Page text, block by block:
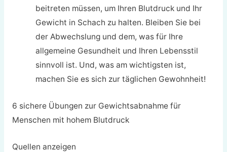
beitreten müssen, um Ihren Blutdruck und Ihr
Gewicht in Schach zu halten. Bleiben Sie bei
der Abwechslung und dem, was für Ihre
allgemeine Gesundheit und Ihren Lebensstil
sinnvoll ist. Und, was am wichtigsten ist,
machen Sie es sich zur täglichen Gewohnheit!
6 sichere Übungen zur Gewichtsabnahme für
Menschen mit hohem Blutdruck
Quellen anzeigen